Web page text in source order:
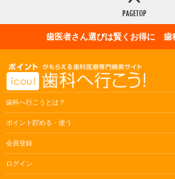
歯医者さん選びは賢くお得に 歯
歯科へ行こうとは？
ポイント貯める・使う
会員登録
ログイン